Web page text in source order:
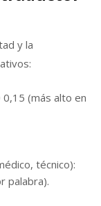
y la
0,15 (más alto en
técnico):
palabra).